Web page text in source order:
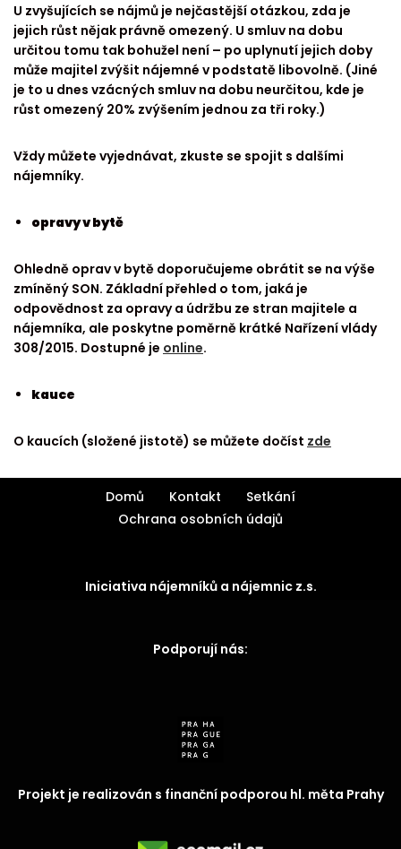
U zvyšujících se nájmů je nejčastější otázkou, zda je
jejich růst nějak právně omezený. U smluv na dobu
určitou tomu tak bohužel není – po uplynutí jejich doby
může majitel zvýšit nájemné v podstatě libovolně. (Jiné
je to u dnes vzácných smluv na dobu neurčitou, kde je
růst omezený 20% zvýšením jednou za tři roky.)
Vždy můžete vyjednávat, zkuste se spojit s dalšími
nájemníky.
opravy v bytě
Ohledně oprav v bytě doporučujeme obrátit se na výše
zmíněný SON. Základní přehled o tom, jaká je
odpovědnost za opravy a údržbu ze stran majitele a
nájemníka, ale poskytne poměrně krátké Nařízení vlády
308/2015. Dostupné je online.
kauce
O kaucích (složené jistotě) se můžete dočíst zde
Domů Kontakt
Setkání
Ochrana osobních údajů
Iniciativa nájemníků a nájemnic z.s.
Podporují nás:
Projekt je realizován s finanční podporou hl. měta Prahy